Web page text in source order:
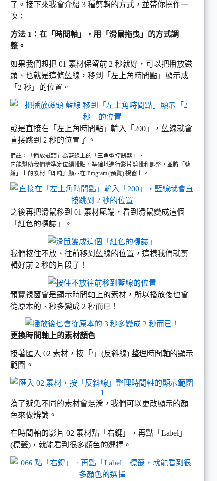
了。接下來我會介紹 3 種剪輯的方式，並帶你操作一
次：
方法 1：在「時間軸」，用「滑鼠拖曳」的方式調
整。
如果我們想把 01 素材保留前 2 秒就好，可以把播放磁
頭、也就是這條藍線，移到「左上角時間點」顯示成
「2 秒」的位置。
或是直接在「左上角時間點」輸入「200」，藍線就會
直接跳到 2 秒的位置了。
備註：「播放磁頭」為藍線上的「三角型控制器」。
它能幫助我們精準定位編輯點，準確地進行影片剪輯和調整，並將「藍
線」上的素材「即時」顯示在 Program (預覽) 視窗上。
之後再把滑鼠移到 01 素材尾端，看到滑鼠變成這個
「紅色的標誌」。
我們按住不放、往前移到藍線的位置，這樣我們就剪
輯好前 2 秒的片段了！
預覽視窗會是顯示時間軸上的素材，所以播放後也會
從原本的 3 秒多變成 2 秒而已！
更換時間軸上的素材顏色
接著匯入 02 素材，按「\」(反斜線) 整理時間軸的顯示
範圍。
為了避免不同的素材會混淆，我們可以更改顯示的顏
色來做辨識。
在時間軸的影片 02 素材點「右鍵」，再點「Label」
(標籤)，就能看到很多顏色的選擇。